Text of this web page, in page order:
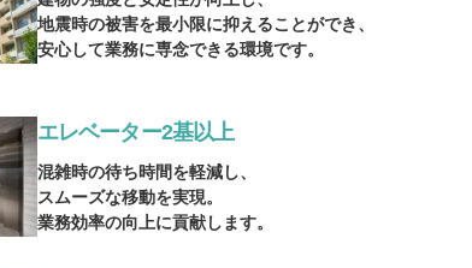
地震時の被害を最小限に抑えることができ、
安心して業務に専念できる環境です。
エレベーター2基以上
混雑時の待ち時間を軽減し、
スムーズな移動を実現。
業務効率の向上に貢献します。